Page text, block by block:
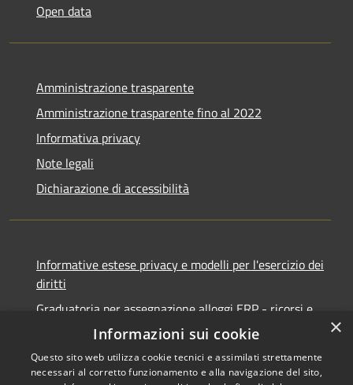
Open data
Amministrazione trasparente
Amministrazione trasparente fino al 2022
Informativa privacy
Note legali
Dichiarazione di accessibilità
Informative estese privacy e modelli per l'esercizio dei
diritti
Graduatoria per assegnazione alloggi ERP - ricorsi e
×
Informazioni sui cookie
Questo sito web utilizza cookie tecnici e assimilati strettamente
necessari al corretto funzionamento e alla navigazione del sito,